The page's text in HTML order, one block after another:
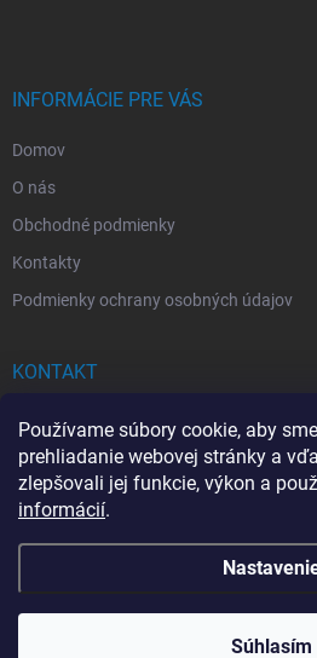
Používame súbory cookie, aby
prehliadanie webovej stránky a
zlepšovali jej funkcie, výkon a
informácií.
Súhlasím
INFORMÁCIE PRE VÁS
Domov
O nás
Obchodné podmienky
Kontakty
Podmienky ochrany osobných údajov
KONTAKT
info@drogerkovo.sk
Copyright 2026Drogerkovo. Všetky práva
cookies